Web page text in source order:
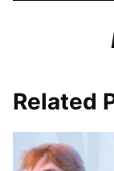
Related